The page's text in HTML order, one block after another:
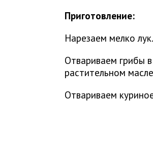
Приготовление:
Нарезаем мелко лук.
Отвариваем грибы
растительном
Отвариваем